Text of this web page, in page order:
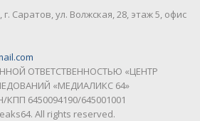
Саратов, ул. Волжская, 28, этаж 5, офис
ОТВЕТСТВЕННОСТЬЮ «ЦЕНТР
«МЕДИАЛИКС 64»
6450094190/645001001
All rights reserved.